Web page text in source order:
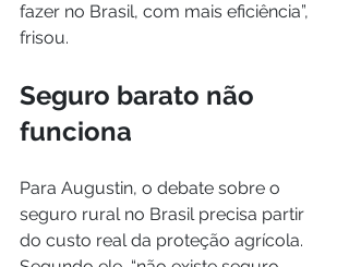
fazer no Brasil, com mais eficiência”,
frisou.
Seguro barato não
funciona
Para Augustin, o debate sobre o
seguro rural no Brasil precisa partir
do custo real da proteção agrícola.